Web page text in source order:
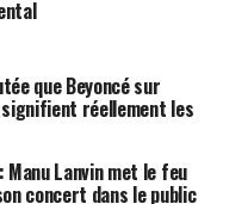
que Beyoncé sur
signifient réellement les
Lanvin met le feu
concert dans le public